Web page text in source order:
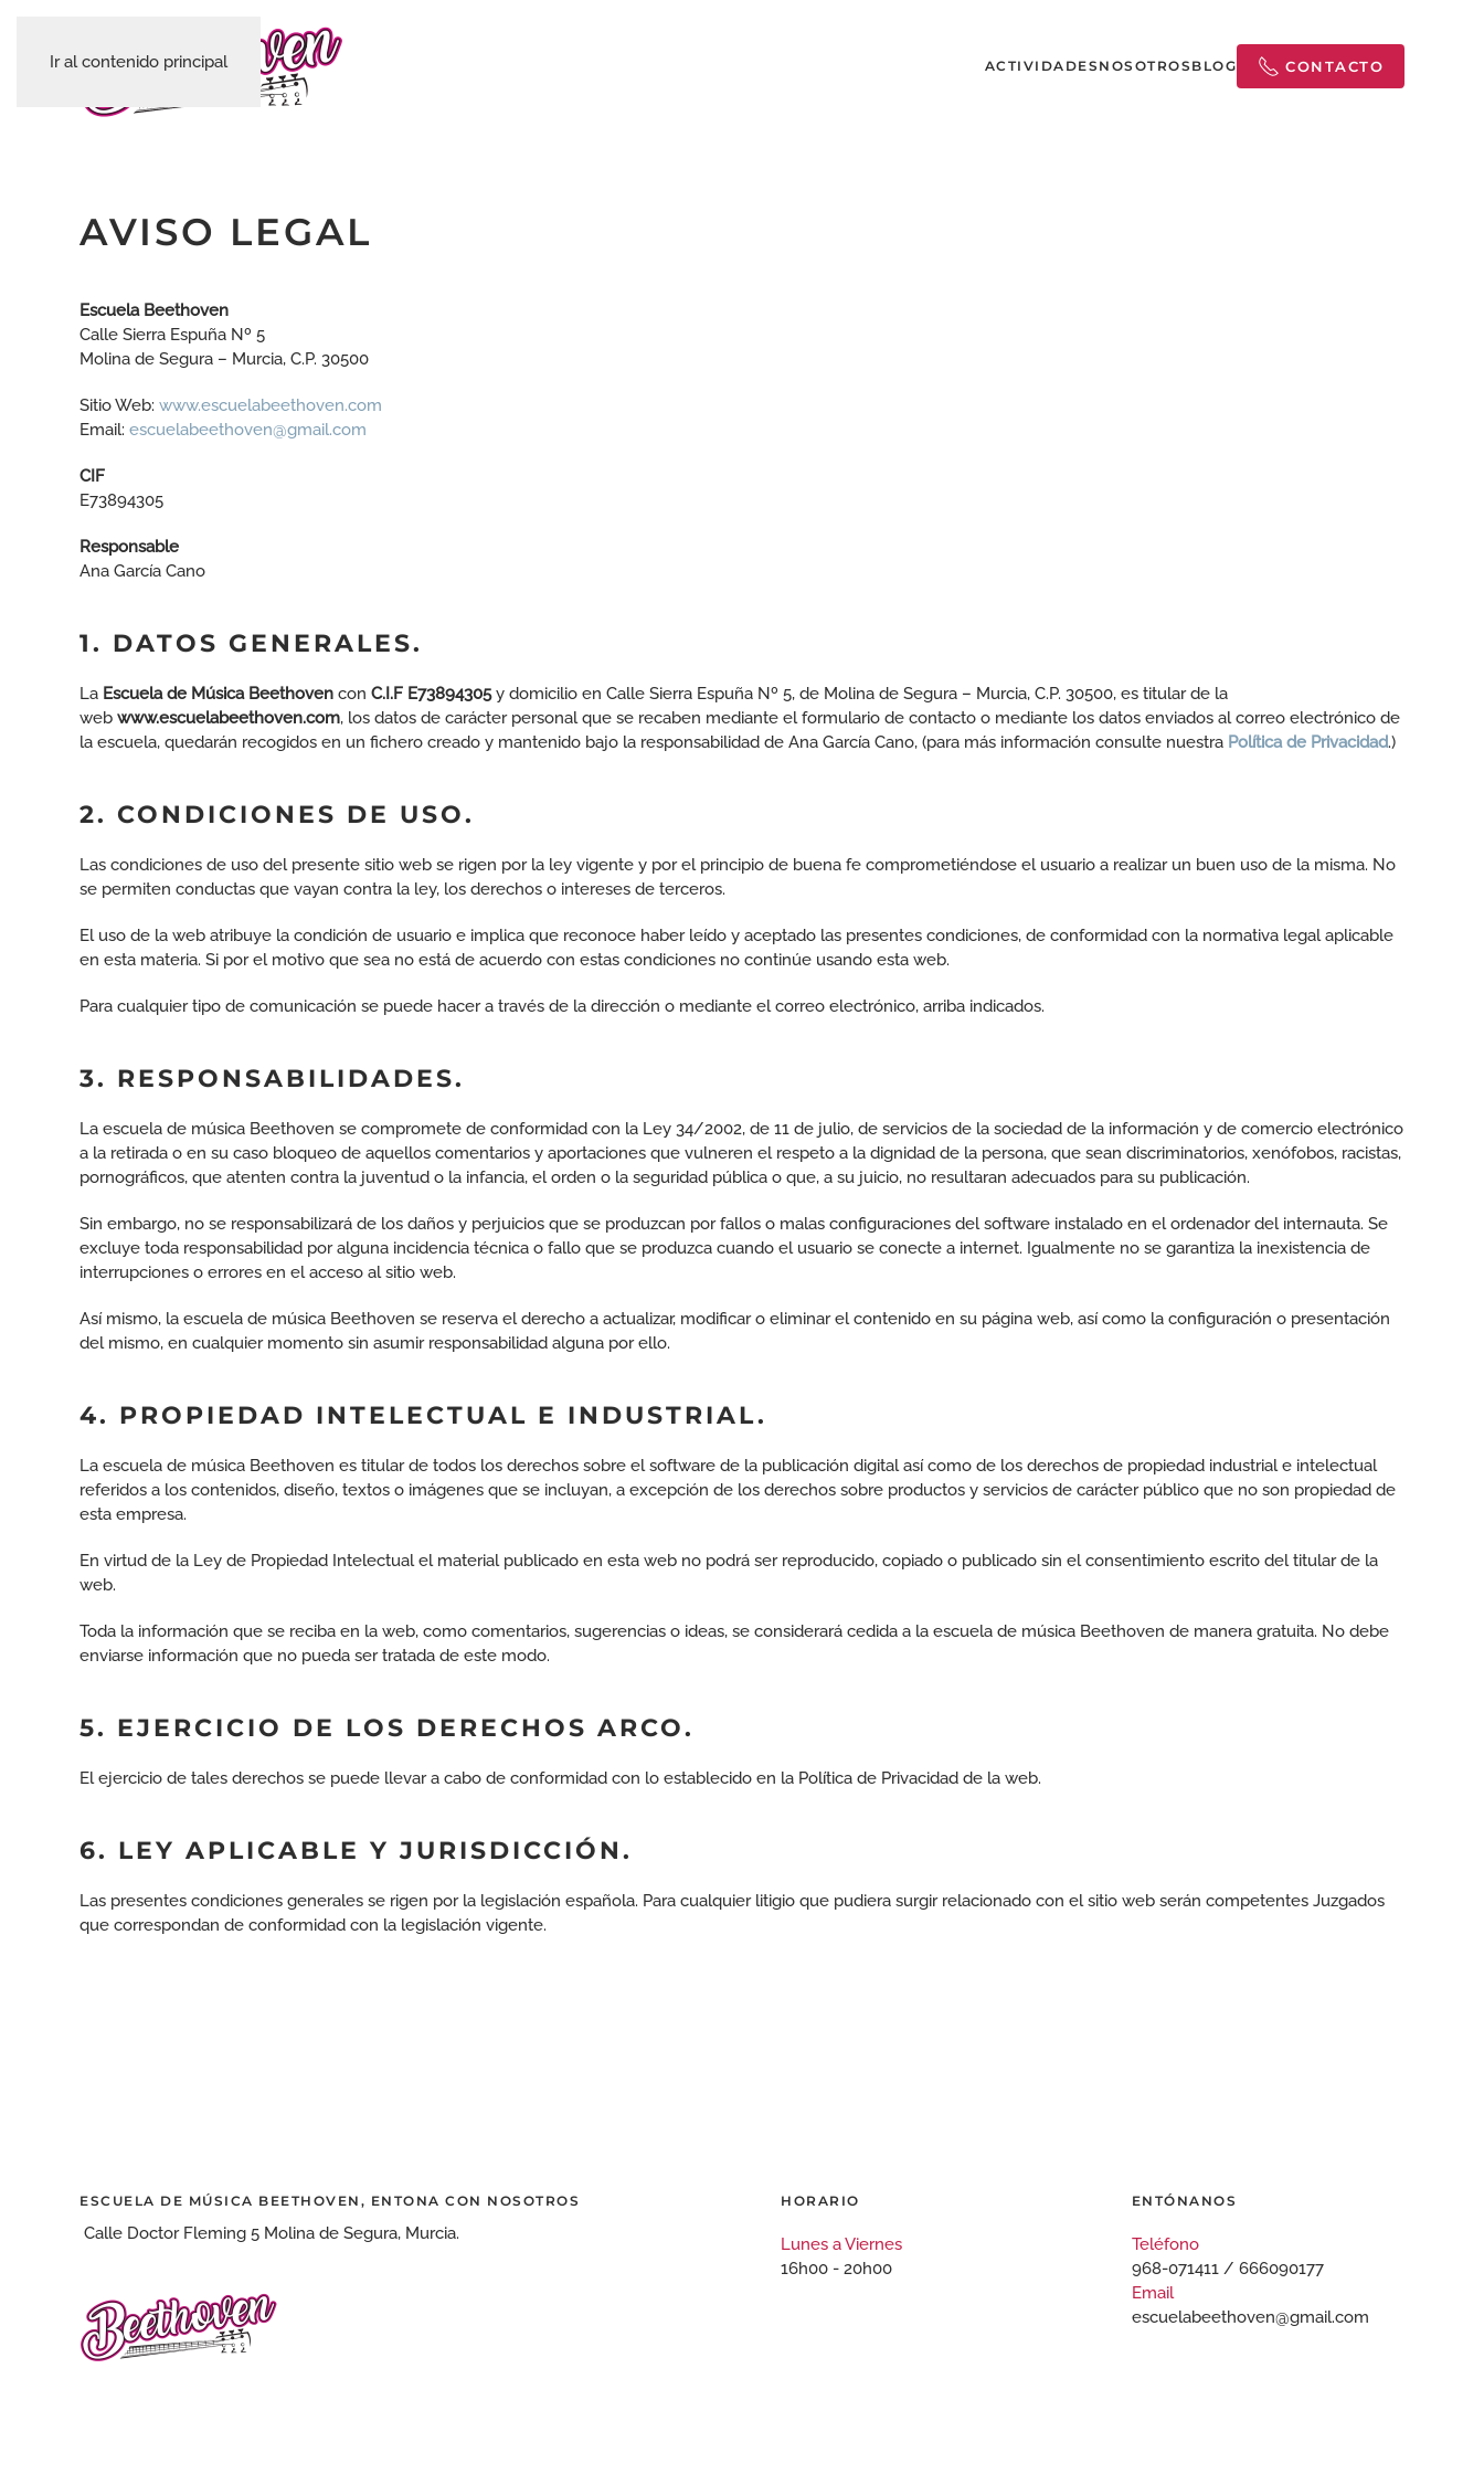
Ir al contenido principal ACTIVIDADES NOSOTROS BLOG CONTACTO
AVISO LEGAL
Escuela Beethoven
Calle Sierra Espuña Nº 5
Molina de Segura – Murcia, C.P. 30500
Sitio Web: www.escuelabeethoven.com
Email: escuelabeethoven@gmail.com
CIF
E73894305
Responsable
Ana García Cano
1. DATOS GENERALES.
La Escuela de Música Beethoven con C.I.F E73894305y domicilio en Calle Sierra Espuña Nº 5, de Molina de Segura – Murcia, C.P. 30500, es titular de la
web www.escuelabeethoven.com, los datos de carácter personal que se recaben mediante el formulario de contacto o mediante los datos enviados al correo electrónico de
la escuela, quedarán recogidos en un fichero creado y mantenido bajo la responsabilidad de Ana García Cano, (para más información consulte nuestra Política de Privacidad.)
2. CONDICIONES DE USO.
Las condiciones de uso del presente sitio web se rigen por la ley vigente y por el principio de buena fe comprometiéndose el usuario a realizar un buen uso de la misma. No
se permiten conductas que vayan contra la ley, los derechos o intereses de terceros.
El uso de la web atribuye la condición de usuario e implica que reconoce haber leído y aceptado las presentes condiciones, de conformidad con la normativa legal aplicable
en esta materia. Si por el motivo que sea no está de acuerdo con estas condiciones no continúe usando esta web.
Para cualquier tipo de comunicación se puede hacer a través de la dirección o mediante el correo electrónico, arriba indicados.
3. RESPONSABILIDADES.
La escuela de música Beethoven se compromete de conformidad con la Ley 34/2002, de 11 de julio, de servicios de la sociedad de la información y de comercio electrónico
a la retirada o en su caso bloqueo de aquellos comentarios y aportaciones que vulneren el respeto a la dignidad de la persona, que sean discriminatorios, xenófobos, racistas,
pornográficos, que atenten contra la juventud o la infancia, el orden o la seguridad pública o que, a su juicio, no resultaran adecuados para su publicación.
Sin embargo, no se responsabilizará de los daños y perjuicios que se produzcan por fallos o malas configuraciones del software instalado en el ordenador del internauta. Se
excluye toda responsabilidad por alguna incidencia técnica o fallo que se produzca cuando el usuario se conecte a internet. Igualmente no se garantiza la inexistencia de
interrupciones o errores en el acceso al sitio web.
Así mismo, la escuela de música Beethoven se reserva el derecho a actualizar, modificar o eliminar el contenido en su página web, así como la configuración o presentación
del mismo, en cualquier momento sin asumir responsabilidad alguna por ello.
4. PROPIEDAD INTELECTUAL E INDUSTRIAL.
La escuela de música Beethoven es titular de todos los derechos sobre el software de la publicación digital así como de los derechos de propiedad industrial e intelectual
referidos a los contenidos, diseño, textos o imágenes que se incluyan, a excepción de los derechos sobre productos y servicios de carácter público que no son propiedad de
esta empresa.
En virtud de la Ley de Propiedad Intelectual el material publicado en esta web no podrá ser reproducido, copiado o publicado sin el consentimiento escrito del titular de la
web.
Toda la información que se reciba en la web, como comentarios, sugerencias o ideas, se considerará cedida a la escuela de música Beethoven de manera gratuita. No debe
enviarse información que no pueda ser tratada de este modo.
5. EJERCICIO DE LOS DERECHOS ARCO.
El ejercicio de tales derechos se puede llevar a cabo de conformidad con lo establecido en la Política de Privacidad de la web.
6. LEY APLICABLE Y JURISDICCIÓN.
Las presentes condiciones generales se rigen por la legislación española. Para cualquier litigio que pudiera surgir relacionado con el sitio web serán competentes Juzgados
que correspondan de conformidad con la legislación vigente.
ESCUELA DE MÚSICA BEETHOVEN, ENTONA CON NOSOTROS
Calle Doctor Fleming 5 Molina de Segura, Murcia.
HORARIO
Lunes a Viernes
16h00 - 20h00
ENTÓNANOS
Teléfono
968-071411 / 666090177
Email
escuelabeethoven@gmail.com